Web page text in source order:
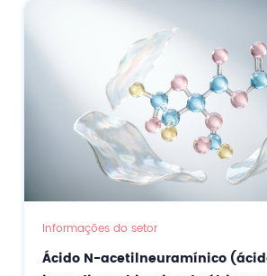
Informações do setor
Ácido N-acetilneuramínico